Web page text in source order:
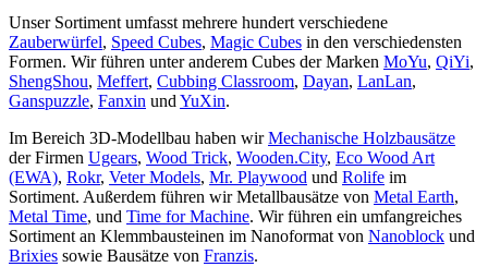
Unser Sortiment umfasst mehrere hundert verschiedene
Zauberwürfel, Speed Cubes, Magic Cubes in den verschiedensten
Formen. Wir führen unter anderem Cubes der Marken MoYu, QiYi,
ShengShou, Meffert, Cubbing Classroom, Dayan, LanLan,
Ganspuzzle, Fanxin und YuXin.
Im Bereich 3D-Modellbau haben wirMechanische Holzbausätze
der Firmen Ugears, Wood Trick, Wooden.City, Eco Wood Art
(EWA), Rokr, Veter Models, Mr. Playwood und Rolife im
Sortiment. Außerdem führen wir Metallbausätze von Metal Earth,
Metal Time, und Time for Machine. Wir führen ein umfangreiches
Sortiment an Klemmbausteinen im Nanoformat von Nanoblock und
Brixies sowie Bausätze von Franzis.